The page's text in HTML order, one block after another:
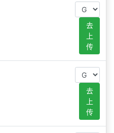
去
上
传
去
上
传